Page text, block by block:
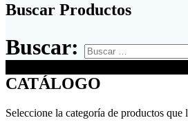
Buscar Productos
Buscar:
CATÁLOGO
Seleccione la categoría de productos que